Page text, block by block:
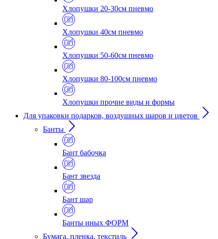
Хлопушки 20-30см пневмо
Хлопушки 40см пневмо
Хлопушки 50-60см пневмо
Хлопушки 80-100см пневмо
Хлопушки прочие виды и формы
Для упаковки подарков, воздушных шаров и цветов
Банты
Бант бабочка
Бант звезда
Бант шар
Банты иных ФОРМ
Бумага, пленка, текстиль